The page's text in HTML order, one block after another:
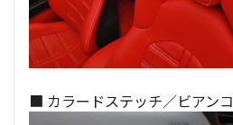
■ カラードステッチ／ビアンコ